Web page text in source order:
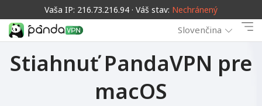
Vaša IP: 216.73.216.94 · Váš stav: Nechránený
Slovenčina
Stiahnuť PandaVPN pre
macOS